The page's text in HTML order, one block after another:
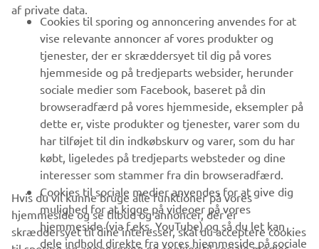
B2B
MERE YAMAHA
SUPPORT
NYHEDSBREV
Vær den første til at få besked om de seneste tilbud, særlige
arrangementer, nye udgivelser og meget mere.
af private data.
Cookies til sporing og annoncering anvendes for at
vise relevante annoncer af vores produkter og
tjenester, der er skræddersyet til dig på vores
hjemmeside og på tredjeparts websider, herunder
sociale medier som Facebook, baseret på din
browseradfærd på vores hjemmeside, eksempler på
dette er, viste produkter og tjenester, varer som du
har tilføjet til din indkøbskurv og varer, som du har
købt, ligeledes på tredjeparts websteder og dine
interesser som stammer fra din browseradfærd.
Cookies til sociale medier anvendes for at give dig
mulighed for at kigge på videoer på vores
hjemmeside (via f.eks. YouTube) og så du let kan
dele indhold direkte fra vores hjemmeside på sociale
Hvis du vil kunne bruge alle funktioner på vores
hjemmeside og se tilbud og annoncer, der er
skræddersyet til dine interesser, skal du acceptere cookies